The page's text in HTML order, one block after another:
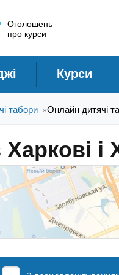
Оголошень
про курси
Курси
табори »Онлайн дитячі
і